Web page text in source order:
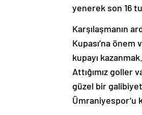
yenerek son 16
Karşılaşmanın
Kupası’na
kupayı
Attığımız goller
güzel bir
Ümraniyespor’u